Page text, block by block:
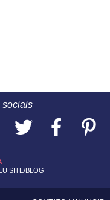
sociais
SITE/BLOG